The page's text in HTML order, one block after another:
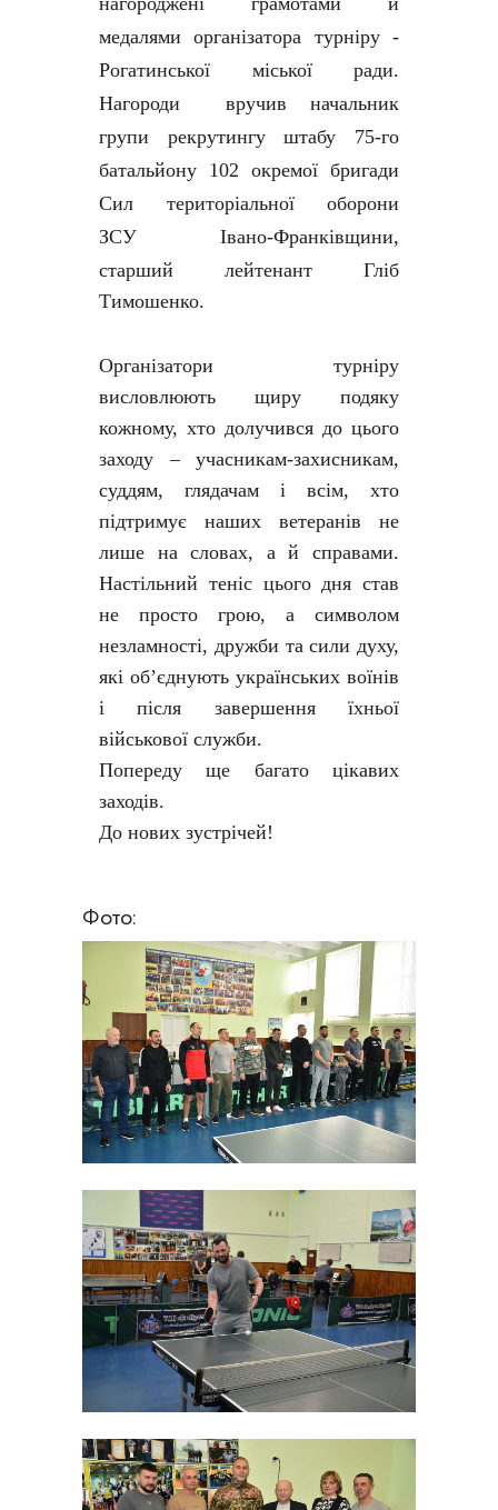
медалями організатора турніру -
Рогатинської міської ради.
Нагороди вручив начальник
групи рекрутингу штабу 75-го
батальйону 102 окремої бригади
Сил територіальної оборони
ЗСУ Івано-Франківщини,
старший лейтенант Гліб
Тимошенко.
Організатори турніру
висловлюють щиру подяку
кожному, хто долучився до цього
заходу – учасникам-захисникам,
суддям, глядачам і всім, хто
підтримує наших ветеранів не
лише на словах, а й справами.
Настільний теніс цього дня став
не просто грою, а символом
незламності, дружби та сили духу,
які об’єднують українських воїнів
і після завершення їхньої
військової служби.
Попереду ще багато цікавих
заходів.
До нових зустрічей!
Фото: